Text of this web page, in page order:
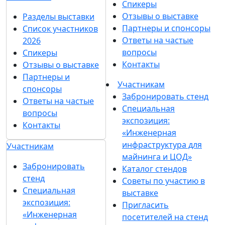
Разделы выставки
Список участников
2026
Спикеры
Отзывы о выставке
Партнеры и
спонсоры
Ответы на частые
вопросы
Контакты
Участникам
Забронировать
стенд
Специальная
экспозиция:
«Инженерная
Спикеры
Отзывы о выставке
Партнеры и спонсоры
Ответы на частые
вопросы
Контакты
Участникам
Забронировать стенд
Специальная
экспозиция:
«Инженерная
инфраструктура для
майнинга и ЦОД»
Каталог стендов
Советы по участию в
выставке
Пригласить
посетителей на стенд